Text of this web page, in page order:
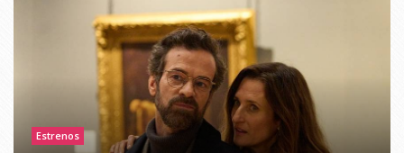
Estrenos